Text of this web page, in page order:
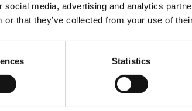
media, advertising and analytics
or that they’ve collected from your use of
Statistics